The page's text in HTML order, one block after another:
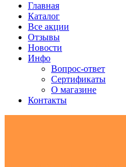
Главная
Каталог
Все акции
Отзывы
Новости
Инфо
Вопрос-ответ
Сертификаты
О магазине
Контакты